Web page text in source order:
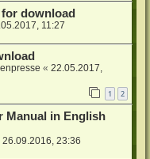
download
11:27
«22.05.2017,
1 2
Manual in English
26.09.2016, 23:36